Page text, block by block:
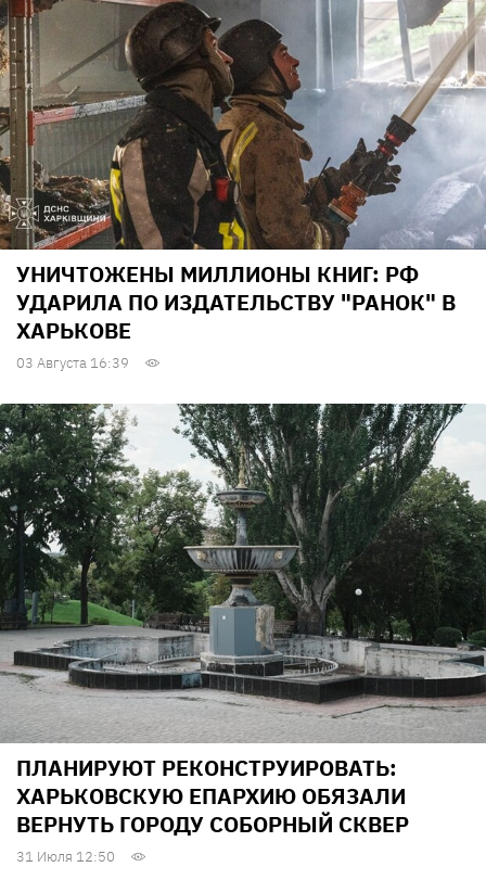
УНИЧТОЖЕНЫ МИЛЛИОНЫ КНИГ: РФ
УДАРИЛА ПО ИЗДАТЕЛЬСТВУ "РАНОК" В
ХАРЬКОВЕ
03 Августа 16:39
ПЛАНИРУЮТ РЕКОНСТРУИРОВАТЬ:
ХАРЬКОВСКУЮ ЕПАРХИЮ ОБЯЗАЛИ
ВЕРНУТЬ ГОРОДУ СОБОРНЫЙ СКВЕР
31 Июля 12:50